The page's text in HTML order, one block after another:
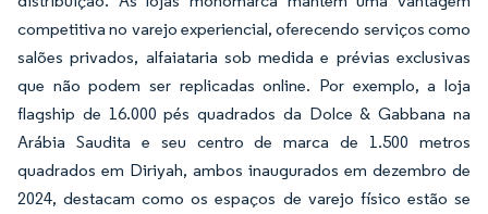
competitiva no varejo experiencial, oferecendo serviços como
salões privados, alfaiataria sob medida e prévias exclusivas
que não podem ser replicadas online. Por exemplo, a loja
flagship de 16.000 pés quadrados da Dolce & Gabbana na
Arábia Saudita e seu centro de marca de 1.500 metros
quadrados em Diriyah, ambos inaugurados em dezembro de
2024, destacam como os espaços de varejo físico estão se